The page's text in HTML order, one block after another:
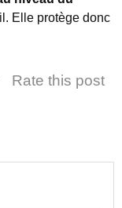
Elle protège donc
Rate this post